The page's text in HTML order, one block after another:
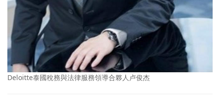
Deloitte泰國稅務與法律服務領導合夥人卢俊杰